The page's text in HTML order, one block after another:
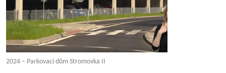
2024 – Parkovací dům Stromovka II